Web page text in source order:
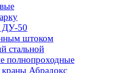
50
штоком
стальной
полнопроходные
Абрадокс